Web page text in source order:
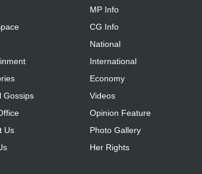
Gossips
Us
MP Info
CG Info
National
International
Economy
Videos
Opinion Feature
Photo Gallery
Her Rights